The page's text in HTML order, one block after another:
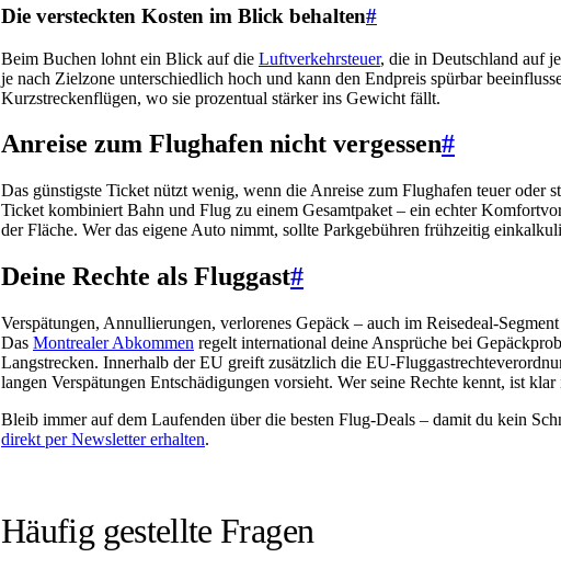
Die versteckten Kosten im Blick behalten#
Beim Buchen lohnt ein Blick auf die Luftverkehrsteuer, die in Deutschland auf
je nach Zielzone unterschiedlich hoch und kann den Endpreis spürbar
Kurzstreckenflügen, wo sie prozentual stärker ins Gewicht fällt.
Anreise zum Flughafen nicht vergessen#
Das günstigste Ticket nützt wenig, wenn die Anreise zum Flughafen teuer oder
Ticket kombiniert Bahn und Flug zu einem Gesamtpaket – ein echter
der Fläche. Wer das eigene Auto nimmt, sollte Parkgebühren frühzeitig
Deine Rechte als Fluggast#
Verspätungen, Annullierungen, verlorenes Gepäck – auch im Reisedeal-
Das Montrealer Abkommen regelt international deine Ansprüche bei
Langstrecken. Innerhalb der EU greift zusätzlich die EU-
langen Verspätungen Entschädigungen vorsieht. Wer seine Rechte kennt, ist
Bleib immer auf dem Laufenden über die besten Flug-Deals – damit du kein
direkt per Newsletter erhalten.
Häufig gestellte Fragen